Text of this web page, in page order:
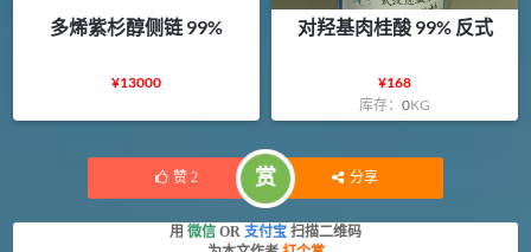
多烯紫杉醇侧链 99%
¥13000
对羟基肉桂酸 99% 反式
¥168
库存：0KG
赞 2 赏 分享
用 微信 OR 支付宝 扫描二维码